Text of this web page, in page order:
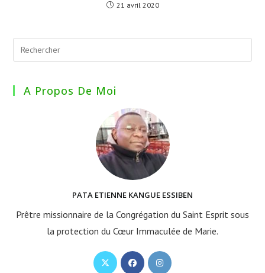
21 avril 2020
A Propos De Moi
PATA ETIENNE KANGUE ESSIBEN
Prêtre missionnaire de la Congrégation du Saint Esprit sous
la protection du Cœur Immaculée de Marie.
S’ouvreS’ouvreS’ouvre